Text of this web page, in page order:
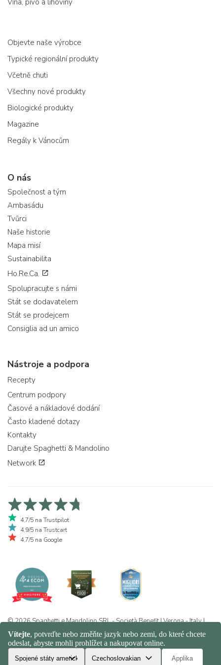
Objevte naše výrobce
Typické regionální produkty
Včetně chuti
Všechny nové produkty
Biologické produkty
Magazine
Regály k Vánocům
O nás
Společnost a tým
Ambasádu
Tvůrci
Naše historie
Mapa misí
Sustainabilita
Ho.Re.Ca.
Spolupracujte s námi
Stát se dodavatelem
Stát se prodejcem
Consiglia ad un amico
Nástroje a podpora
Recepty
Centrum podpory
Časové a nákladové dodání
Často kladené dotazy
Kontakty
Darujte Spaghetti & Mandolino
Network
4,7/5 na Trustpilot
4,9/5 na Trustcart
4,7/5 na Google
© 2026 Spaghetti e Mandolino SRL - Società Benefit | Verona - Italy |
+39 351 865 9444 | P.I. IT04913730232 | Certificazione BIO: IT-BIO-
016.380-0110744.2026.001 | REA VR-455804 |Ochrana osobních
údajů a politika cookies|Sitemap